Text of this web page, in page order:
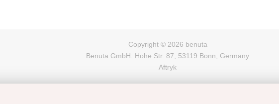
Copyright © 2026 benuta
Benuta GmbH: Hohe Str. 87, 53119 Bonn, Germany
Aftryk